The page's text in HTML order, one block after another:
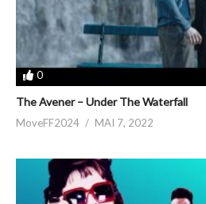
0
The Avener – Under The Waterfall
MoveFF2024 MAI 7, 2022